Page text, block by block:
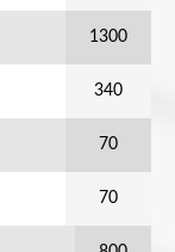
1300
340
70
70